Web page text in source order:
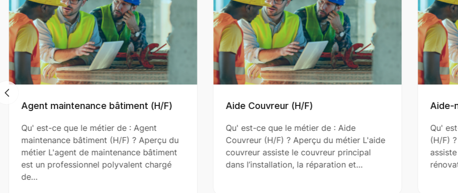
Agent maintenance bâtiment (H/F)
Qu' est-ce que le métier de : Agent
maintenance bâtiment (H/F) ? Aperçu du
métier L'agent de maintenance bâtiment
est un professionnel polyvalent chargé
de…
Aide Couvreur (H/F)
Qu' est-ce que le métier de : Aide
Couvreur (H/F) ? Aperçu du métier L'aide
couvreur assiste le couvreur principal
dans l’installation, la réparation et…
Aide-
Qu'
(H/F)